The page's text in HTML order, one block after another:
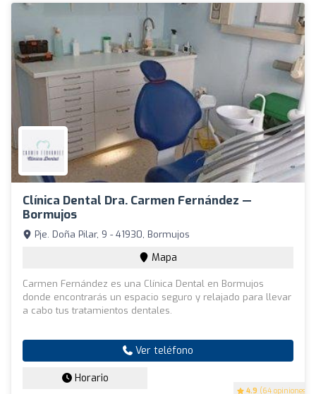
Clínica Dental Dra. Carmen Fernández —
Bormujos
4.9 (64 opiniones)
Pje. Doña Pilar, 9 - 41930, Bormujos
Mapa
Carmen Fernández es una Clínica Dental en Bormujos
donde encontrarás un espacio seguro y relajado para llevar
a cabo tus tratamientos dentales.
Ver teléfono
Horario